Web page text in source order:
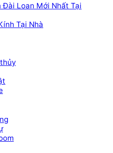
Đài Loan Mới Nhất Tại
Tại Nhà